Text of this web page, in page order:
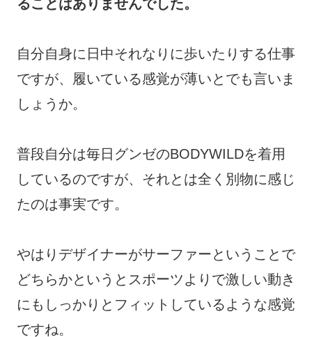
ることはありませんでした。
自分自身に日中それなりに歩いたりする仕事
ですが、履いている感覚が薄いとでも言いま
しょうか。
普段自分は毎日グンゼのBODYWILDを着用
しているのですが、それとは全く別物に感じ
たのは事実です。
やはりデザイナーがサーファーということで
どちらかというとスポーツよりで激しい動き
にもしっかりとフィットしているような感覚
ですね。